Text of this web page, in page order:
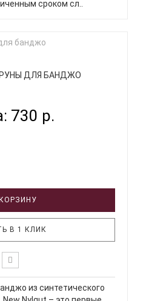
сроком сл..
ДЛЯ БАНДЖО
730 р.
В 1 КЛИК
из синтетического